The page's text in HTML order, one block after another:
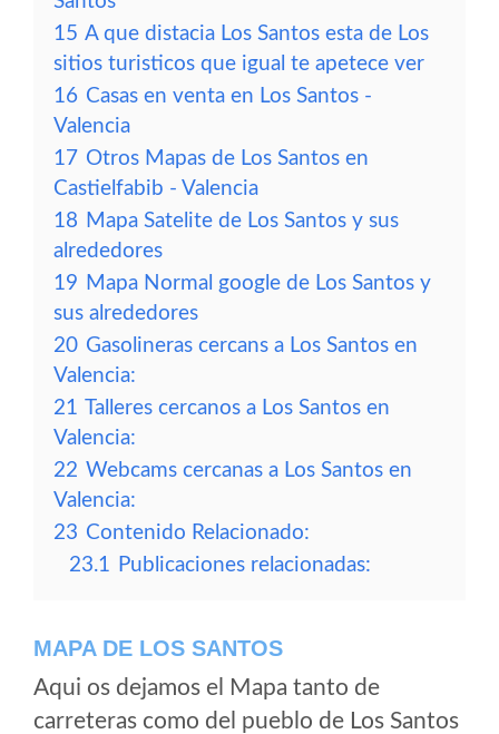
15 A que distacia Los Santos esta de Los
sitios turisticos que igual te apetece ver
16 Casas en venta en Los Santos -
Valencia
17 Otros Mapas de Los Santos en
Castielfabib - Valencia
18 Mapa Satelite de Los Santos y sus
alrededores
19 Mapa Normal google de Los Santos y
sus alrededores
20 Gasolineras cercans a Los Santos en
Valencia:
21 Talleres cercanos a Los Santos en
Valencia:
22 Webcams cercanas a Los Santos en
Valencia:
23 Contenido Relacionado:
23.1 Publicaciones relacionadas:
MAPA DE LOS SANTOS
Aqui os dejamos el Mapa tanto de
carreteras como del pueblo de Los Santos